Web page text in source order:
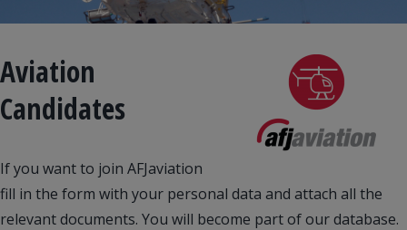
Aviation
Candidates
If you want to join AFJaviation
fill in the form with your personal data and attach all the
relevant documents. You will become part of our database.